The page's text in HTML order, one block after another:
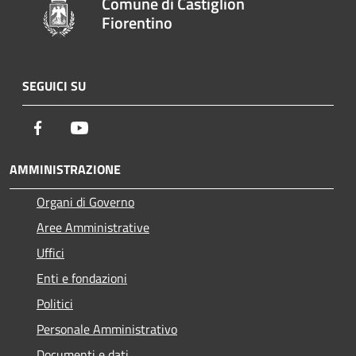
Fiorentino
SEGUICI SU
Facebook
AMMINISTRAZIONE
Organi di Governo
Aree Amministrative
Uffici
Enti e fondazioni
Politici
Personale Amministrativo